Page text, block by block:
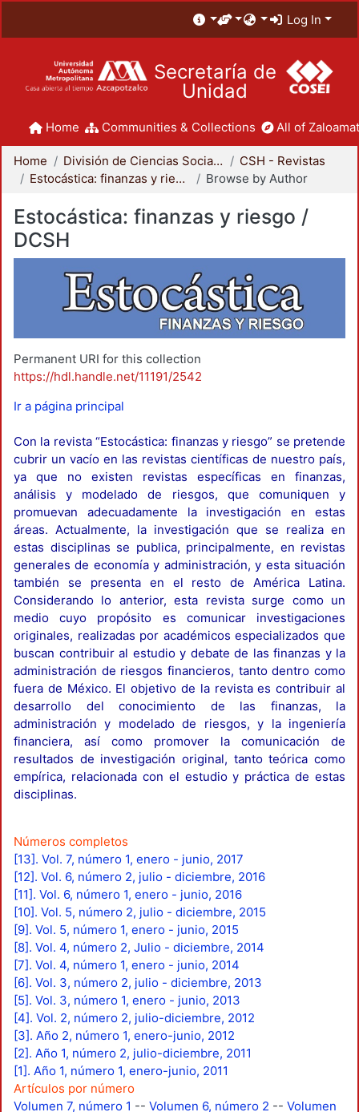
Log In
Secretaría de
Unidad
Home Communities & Collections All of
Home División de Ciencias Sociales y Humanidades
CSH - Revistas
Estocástica: finanzas y riesgo / DCSH
Browse by Author
Estocástica: finanzas y riesgo /
DCSH
Permanent URI for this collection
https://hdl.handle.net/11191/2542
Ir a página principal
Con la revista “Estocástica: finanzas y riesgo” se pretende
cubrir un vacío en las revistas científicas de nuestro país,
ya que no existen revistas específicas en finanzas,
análisis y modelado de riesgos, que comuniquen y
promuevan adecuadamente la investigación en estas
áreas. Actualmente, la investigación que se realiza en
estas disciplinas se publica, principalmente, en revistas
generales de economía y administración, y esta situación
también se presenta en el resto de América Latina.
Considerando lo anterior, esta revista surge como un
medio cuyo propósito es comunicar investigaciones
originales, realizadas por académicos especializados que
buscan contribuir al estudio y debate de las finanzas y la
administración de riesgos financieros, tanto dentro como
fuera de México. El objetivo de la revista es contribuir al
desarrollo del conocimiento de las finanzas, la
administración y modelado de riesgos, y la ingeniería
financiera, así como promover la comunicación de
resultados de investigación original, tanto teórica como
empírica, relacionada con el estudio y práctica de estas
disciplinas.
Números completos
[13]. Vol. 7, número 1, enero - junio, 2017
[12]. Vol. 6, número 2, julio - diciembre, 2016
[11]. Vol. 6, número 1, enero - junio, 2016
[10]. Vol. 5, número 2, julio - diciembre, 2015
[9]. Vol. 5, número 1, enero - junio, 2015
[8]. Vol. 4, número 2, Julio - diciembre, 2014
[7]. Vol. 4, número 1, enero - junio, 2014
[6]. Vol. 3, número 2, julio - diciembre, 2013
[5]. Vol. 3, número 1, enero - junio, 2013
[4]. Vol. 2, número 2, julio-diciembre, 2012
[3]. Año 2, número 1, enero-junio, 2012
[2]. Año 1, número 2, julio-diciembre, 2011
[1]. Año 1, número 1, enero-junio, 2011
Artículos por número
Volumen 7, número 1 -- Volumen 6, número 2 -- Volumen